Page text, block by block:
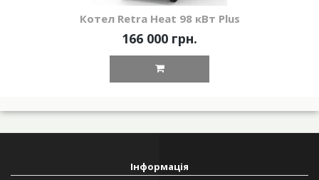
Котел Retra Heat 98 кВт Plus
166 000 грн.
Інформація